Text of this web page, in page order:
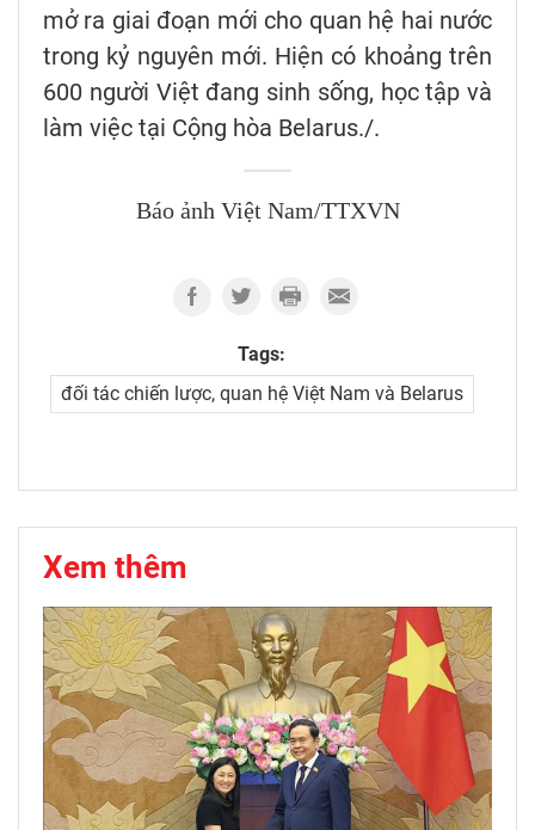
mở ra giai đoạn mới cho quan hệ hai nước
trong kỷ nguyên mới. Hiện có khoảng trên
600 người Việt đang sinh sống, học tập và
làm việc tại Cộng hòa Belarus./.
Báo ảnh Việt Nam/TTXVN
Tags:
đối tác chiến lược, quan hệ Việt Nam và Belarus
Xem thêm